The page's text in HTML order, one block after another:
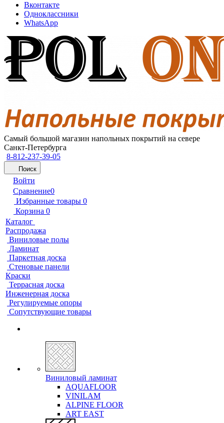
Вконтакте
Одноклассники
WhatsApp
Самый большой магазин напольных покрытий на севере
Санкт-Петербурга
8-812-237-39-05
Поиск
Войти
Сравнение0
Избранные товары 0
Корзина 0
Каталог
Распродажа
Виниловые полы
Ламинат
Паркетная доска
Стеновые панели
Краски
Террасная доска
Инженерная доска
Регулируемые опоры
Сопутствующие товары
Виниловый ламинат
AQUAFLOOR
VINILAM
ALPINE FLOOR
ART EAST